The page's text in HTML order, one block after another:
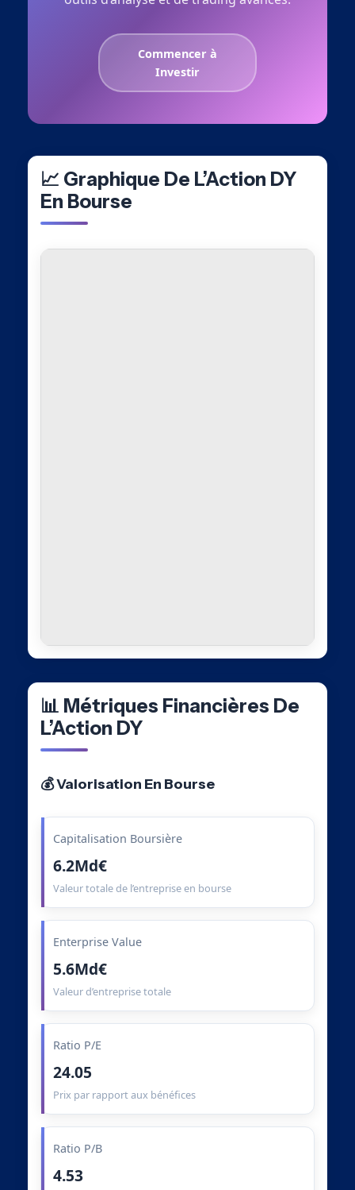
Commencer à
Investir
📈 Graphique De L’Action DY
En Bourse
📊 Métriques Financières De
L’Action DY
💰 Valorisation En Bourse
Capitalisation Boursière
6.2Md€
Valeur totale de l’entreprise en bourse
Enterprise Value
5.6Md€
Valeur d’entreprise totale
Ratio P/E
24.05
Prix par rapport aux bénéfices
Ratio P/B
4.53